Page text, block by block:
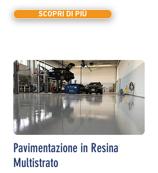
SCOPRI DI PIÙ
Pavimentazione in Resina
Multistrato